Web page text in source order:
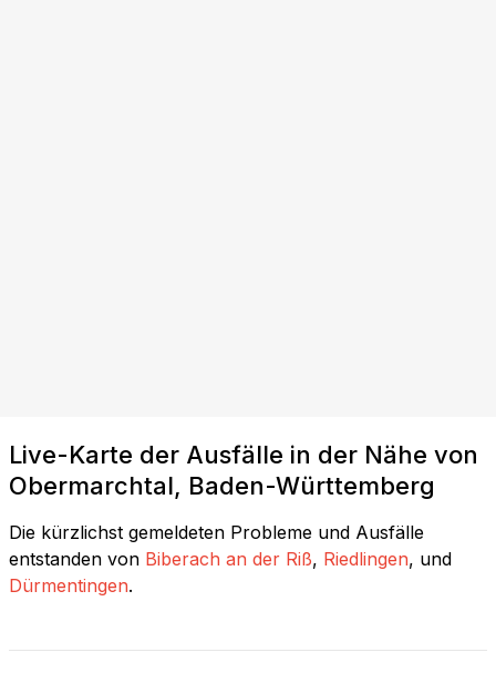
Live-Karte der Ausfälle in der Nähe von
Obermarchtal, Baden-Württemberg
Die kürzlichst gemeldeten Probleme und Ausfälle
entstanden von Biberach an der Riß, Riedlingen, und
Dürmentingen.